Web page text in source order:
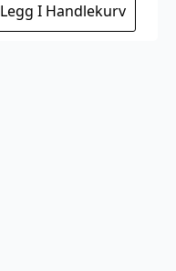
Legg I Handlekurv